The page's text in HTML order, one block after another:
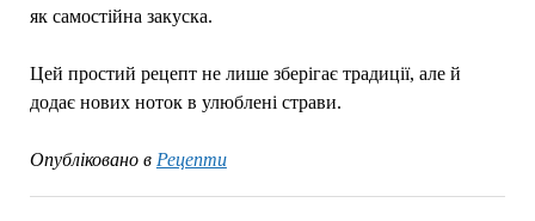
як самостійна закуска.
Цей простий рецепт не лише зберігає традиції, але й
додає нових ноток в улюблені страви.
Опубліковано в Рецепти